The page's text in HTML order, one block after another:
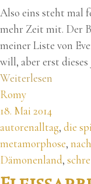
Also eins steht mal
mehr Zeit mit. Der
meiner Liste von
will, aber erst
Weiterlesen
Romy
18. Mai 2014
autorenalltag, die
metamorphose,
Dämonenland,